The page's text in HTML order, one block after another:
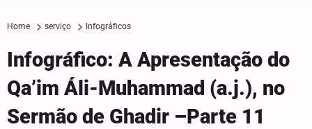
Home serviço Infográficos
Infográfico: A Apresentação do
Qa’im Áli-Muhammad (a.j.), no
Sermão de Ghadir –Parte 11